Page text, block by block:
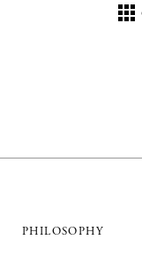
PHILOSOPHY